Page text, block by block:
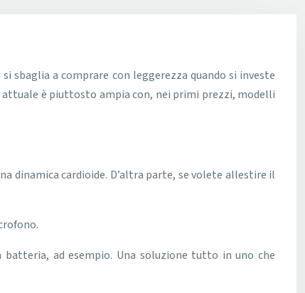
è piuttosto ampia con, nei primi prezzi, modelli
dinamica cardioide. D’altra parte, se volete allestire il
ad esempio. Una soluzione tutto in uno che